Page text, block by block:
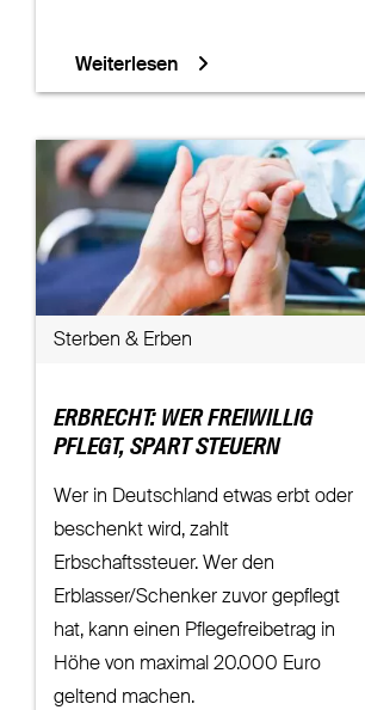
Weiterlesen
Sterben & Erben
ERBRECHT: WER FREIWILLIG
PFLEGT, SPART STEUERN
Wer in Deutschland etwas erbt oder
beschenkt wird, zahlt
Erbschaftssteuer. Wer den
Erblasser/Schenker zuvor gepflegt
hat, kann einen Pflegefreibetrag in
Höhe von maximal 20.000 Euro
geltend machen.